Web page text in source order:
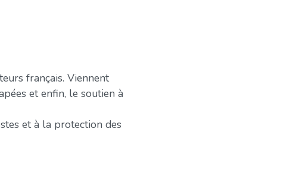
français. Viennent
et enfin, le soutien à
et à la protection des